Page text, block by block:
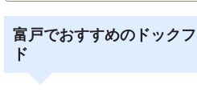
富戸でおすすめのドック
ド